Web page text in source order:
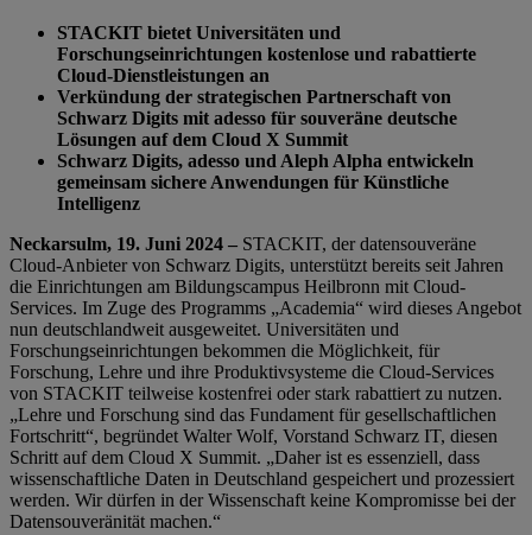
STACKIT bietet Universitäten und
Forschungseinrichtungen kostenlose und rabattierte
Cloud-Dienstleistungen an
Verkündung der strategischen Partnerschaft von
Schwarz Digits mit adesso für souveräne deutsche
Lösungen auf dem Cloud X Summit
Schwarz Digits, adesso und Aleph Alpha entwickeln
gemeinsam sichere Anwendungen für Künstliche
Intelligenz
Neckarsulm, 19. Juni 2024 – STACKIT, der datensouveräne
Cloud-Anbieter von Schwarz Digits, unterstützt bereits seit Jahren
die Einrichtungen am Bildungscampus Heilbronn mit Cloud-
Services. Im Zuge des Programms „Academia“ wird dieses Angebot
nun deutschlandweit ausgeweitet. Universitäten und
Forschungseinrichtungen bekommen die Möglichkeit, für
Forschung, Lehre und ihre Produktivsysteme die Cloud-Services
von STACKIT teilweise kostenfrei oder stark rabattiert zu nutzen.
„Lehre und Forschung sind das Fundament für gesellschaftlichen
Fortschritt“, begründet Walter Wolf, Vorstand Schwarz IT, diesen
Schritt auf dem Cloud X Summit. „Daher ist es essenziell, dass
wissenschaftliche Daten in Deutschland gespeichert und prozessiert
werden. Wir dürfen in der Wissenschaft keine Kompromisse bei der
Datensouveränität machen.“